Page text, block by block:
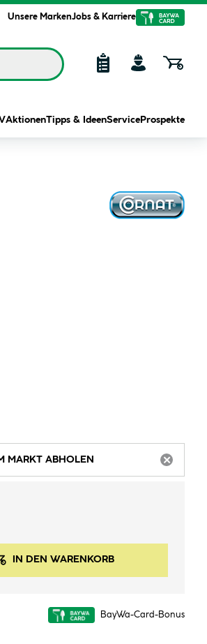
Unsere MarkenJobs & Karriere
AktionenTipps & IdeenService Prospekte
VERFÜGBAR
MARKT ABHOLEN
IN DEN WARENKORB
BayWa-Card-Bonus